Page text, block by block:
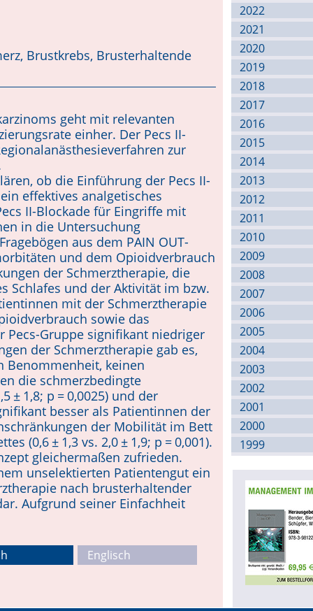
Brustkrebs, Brusterhaltende
geht mit relevanten
einher. Der Pecs II-
zur
ob die Einführung der Pecs II-
effektives analgetisches
II-Blockade für Eingriffe mit
in die Untersuchung
aus dem PAIN OUT-
und dem Opioidverbrauch
der Schmerztherapie, die
Schlafes und der Aktivität im bzw.
mit der Schmerztherapie
sowie das
Pecs-Gruppe signifikant niedriger
der Schmerztherapie gab es,
Benommenheit, keinen
die schmerzbedingte
± 1,8; p = 0,0025) und der
besser als Patientinnen der
der Mobilität im Bett
(0,6 ± 1,3 vs. 2,0 ± 1,9; p = 0,001).
gleichermaßen zufrieden.
unselektierten Pa­tientengut ein
nach brusterhaltender
Aufgrund seiner Einfachheit
Englisch
2022
2021
2020
2019
2018
2017
2016
2015
2014
2013
2012
2011
2010
2009
2008
2007
2006
2005
2004
2003
2002
2001
2000
1999